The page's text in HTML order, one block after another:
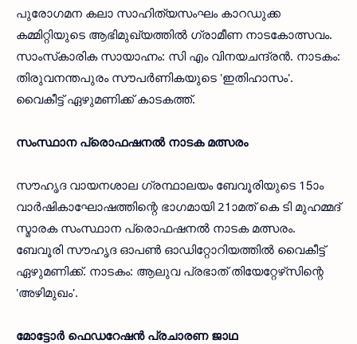
പുരോഗമന കലാ സാഹിത്യസംഘം കാറഡുക്ക
കമ്മിറ്റിയുടെ ആഭിമുഖ്യത്തില്‍ ഗ്രാമീണ നാടകോത്സവം.
സാംസ്‌കാരിക സായാഹ്നം: സി എം വിനയചന്ദ്രന്‍. നാടകം:
തിരുവനന്തപുരം സൗപര്‍ണികയുടെ 'ഇതിഹാസം'.
വൈകീട്ട് ഏഴുമണിക്ക് കാടകത്ത്.
സംസ്ഥാന പ്രൊഫഷനല്‍ നാടക മത്സരം
സൗഹൃദ വായനശാല ഗ്രന്ഥാലയം ബേവൂരിയുടെ 15ാം
വാര്‍ഷികാഘോഷത്തിന്റെ ഭാഗമായി 21ാമത് കെ ടി മുഹമ്മദ്
സ്മാരക സംസ്ഥാന പ്രൊഫഷനല്‍ നാടക മത്സരം.
ബേവൂരി സൗഹൃദ ഓപണ്‍ ഓഡിറ്റോറിയത്തില്‍ വൈകീട്ട്
ഏഴുമണിക്ക്. നാടകം: ആലുവ പ്രഭാത് തിയേറ്റേഴ്‌സിന്റെ
'അഴിമുഖം'.
മോട്ടോര്‍ ഫെഡറേഷന്‍ പ്രചാരണ ജാഥ